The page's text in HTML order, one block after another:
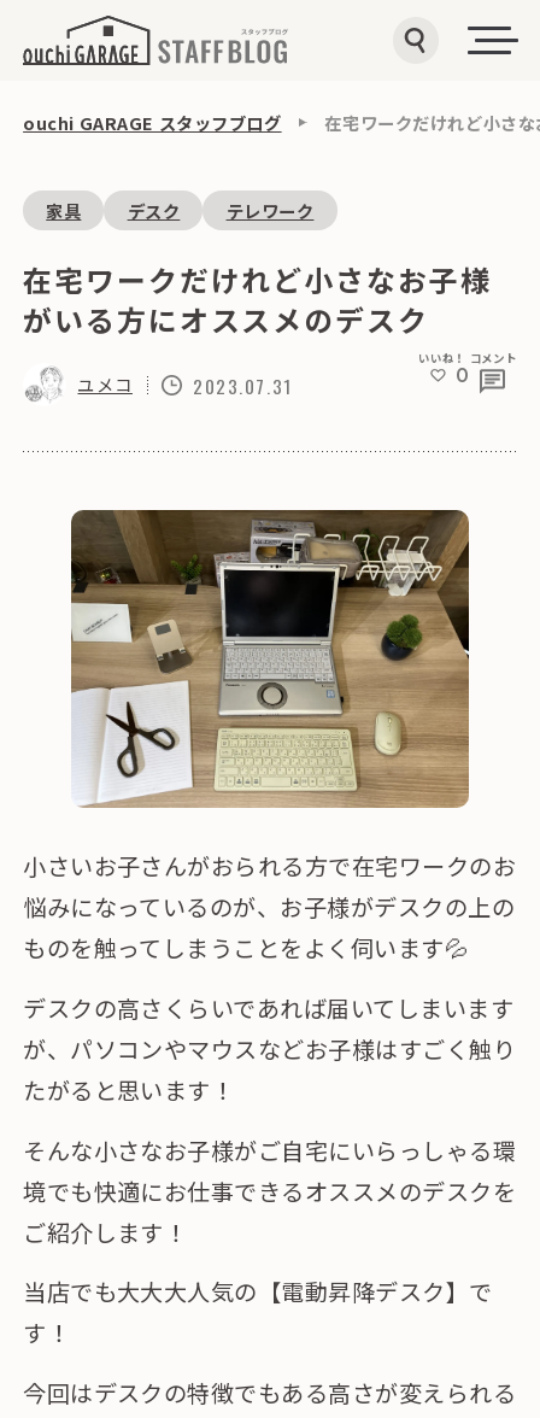
ouchi GARAGE スタッフブログ 在宅ワークだけれど小さ
家具 デスク テレワーク
在宅ワークだけれど小さなお子様
がいる方にオススメのデスク
ユメコ 2023.07.31
いいね！
0
コメント
小さいお子さんがおられる方で在宅ワークのお
悩みになっているのが、お子様がデスクの上の
ものを触ってしまうことをよく伺います💦
デスクの高さくらいであれば届いてしまいます
が、パソコンやマウスなどお子様はすごく触り
たがると思います！
そんな小さなお子様がご自宅にいらっしゃる環
境でも快適にお仕事できるオススメのデスクを
ご紹介します！
当店でも大大大人気の【電動昇降デスク】で
す！
今回はデスクの特徴でもある高さが変えられる